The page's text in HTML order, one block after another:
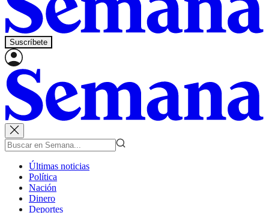
Suscríbete
Últimas noticias
Política
Nación
Dinero
Deportes